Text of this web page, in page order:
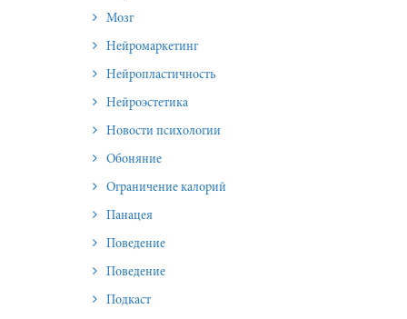
Мозг
Нейромаркетинг
Нейропластичность
Нейроэстетика
Новости психологии
Обоняние
Ограничение калорий
Панацея
Поведение
Поведение
Подкаст